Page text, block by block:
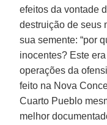
efeitos da vontade
destruição de seus
sua semente: “por
inocentes? Este
operações da
feito na Nova
Cuarto Pueblo
melhor